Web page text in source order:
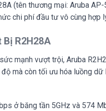
(tên thương mại: Aruba
chi phí đầu tư vô cùng hợp
Bị R2H28A
mạnh vượt trội, Aruba
mà còn tối ưu hóa luồng dữ
ở băng tần 5GHz và 574